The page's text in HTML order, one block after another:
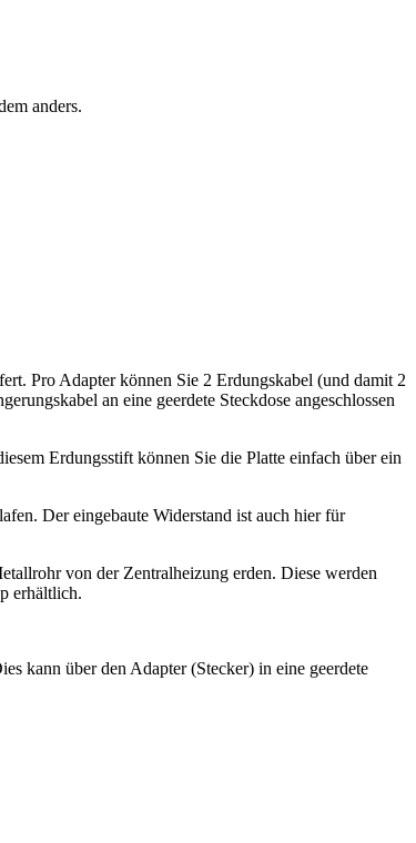
anders.
Pro Adapter können Sie 2 Erdungskabel (und damit 2
an eine geerdete Steckdose angeschlossen
Erdungsstift können Sie die Platte einfach über ein
Der eingebaute Widerstand ist auch hier für
von der Zentralheizung erden. Diese werden
erhältlich.
kann über den Adapter (Stecker) in eine geerdete